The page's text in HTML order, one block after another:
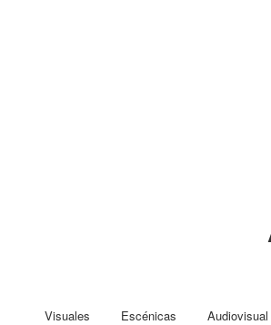
Visuales Escénicas Audiovisual